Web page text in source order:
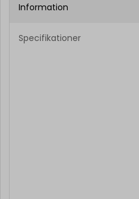
Information
Specifikationer